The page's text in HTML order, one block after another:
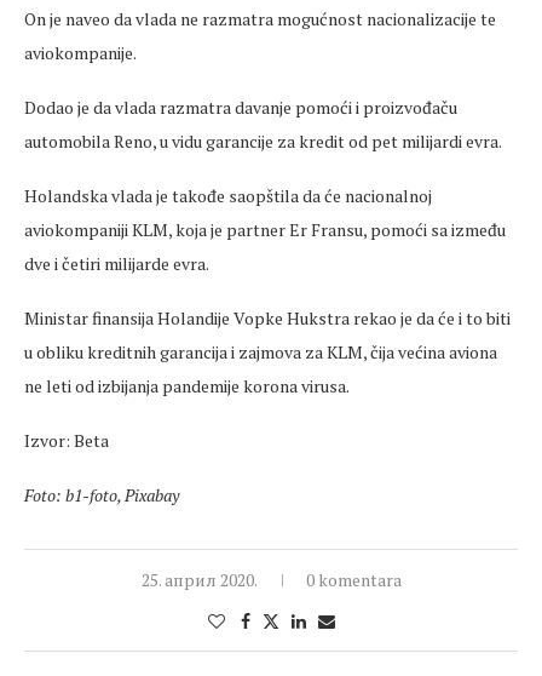
On je naveo da vlada ne razmatra mogućnost nacionalizacije te
aviokompanije.
Dodao je da vlada razmatra davanje pomoći i proizvođaču
automobila Reno, u vidu garancije za kredit od pet milijardi evra.
Holandska vlada je takođe saopštila da će nacionalnoj
aviokompaniji KLM, koja je partner Er Fransu, pomoći sa između
dve i četiri milijarde evra.
Ministar finansija Holandije Vopke Hukstra rekao je da će i to biti
u obliku kreditnih garancija i zajmova za KLM, čija većina aviona
ne leti od izbijanja pandemije korona virusa.
Izvor: Beta
Foto: b1-foto, Pixabay
25. април 2020. 0 komentara